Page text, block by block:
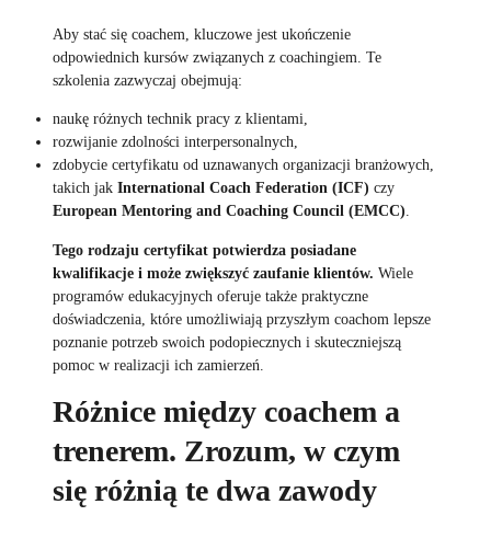
Aby stać się coachem, kluczowe jest ukończenie
odpowiednich kursów związanych z coachingiem. Te
szkolenia zazwyczaj obejmują:
naukę różnych technik pracy z klientami,
rozwijanie zdolności interpersonalnych,
zdobycie certyfikatu od uznawanych organizacji branżowych,
takich jak International Coach Federation (ICF) czy
European Mentoring and Coaching Council (EMCC)
Tego rodzaju certyfikat potwierdza posiadane
kwalifikacje i może zwiększyć zaufanie klientów. Wiele
programów edukacyjnych oferuje także praktyczne
doświadczenia, które umożliwiają przyszłym coachom lepsze
poznanie potrzeb swoich podopiecznych i skuteczniejszą
pomoc w realizacji ich zamierzeń.
Różnice między coachem a
trenerem. Zrozum, w czym
się różnią te dwa zawody